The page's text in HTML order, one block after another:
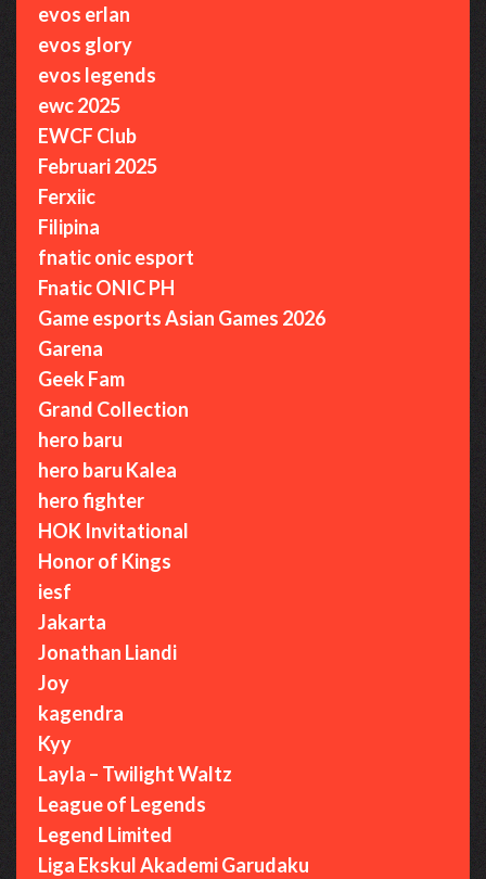
evos erlan
evos glory
evos legends
ewc 2025
EWCF Club
Februari 2025
Ferxiic
Filipina
fnatic onic esport
Fnatic ONIC PH
Game esports Asian Games 2026
Garena
Geek Fam
Grand Collection
hero baru
hero baru Kalea
hero fighter
HOK Invitational
Honor of Kings
iesf
Jakarta
Jonathan Liandi
Joy
kagendra
Kyy
Layla – Twilight Waltz
League of Legends
Legend Limited
Liga Ekskul Akademi Garudaku